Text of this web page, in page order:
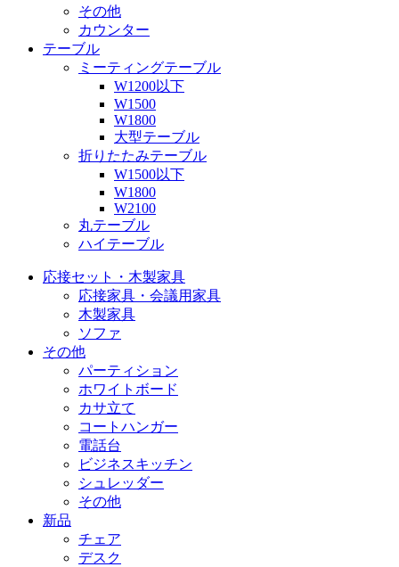
その他
カウンター
テーブル
ミーティングテーブル
W1200以下
W1500
W1800
大型テーブル
折りたたみテーブル
W1500以下
W1800
W2100
丸テーブル
ハイテーブル
応接セット・木製家具
応接家具・会議用家具
木製家具
ソファ
その他
パーティション
ホワイトボード
カサ立て
コートハンガー
電話台
ビジネスキッチン
シュレッダー
その他
新品
チェア
デスク